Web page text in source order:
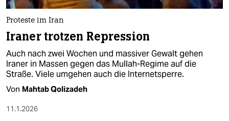
Proteste im Iran
Iraner trotzen Repression
Auch nach zwei Wochen und massiver Gewalt gehen
Iraner in Massen gegen das Mullah-Regime auf die
Straße. Viele umgehen auch die Internetsperre.
Von Mahtab Qolizadeh
11.1.2026